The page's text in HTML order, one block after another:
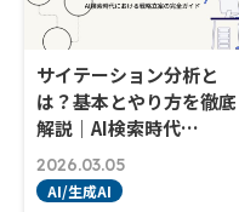
サイテーション分析と
は？基本とやり方を徹底
解説｜AI検索時代…
2026.03.05
AI/生成AI